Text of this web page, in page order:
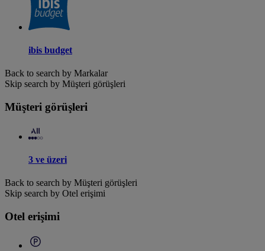
ibis budget
Back to search by Markalar
Skip search by Müşteri görüşleri
Müşteri görüşleri
3 ve üzeri
Back to search by Müşteri görüşleri
Skip search by Otel erişimi
Otel erişimi